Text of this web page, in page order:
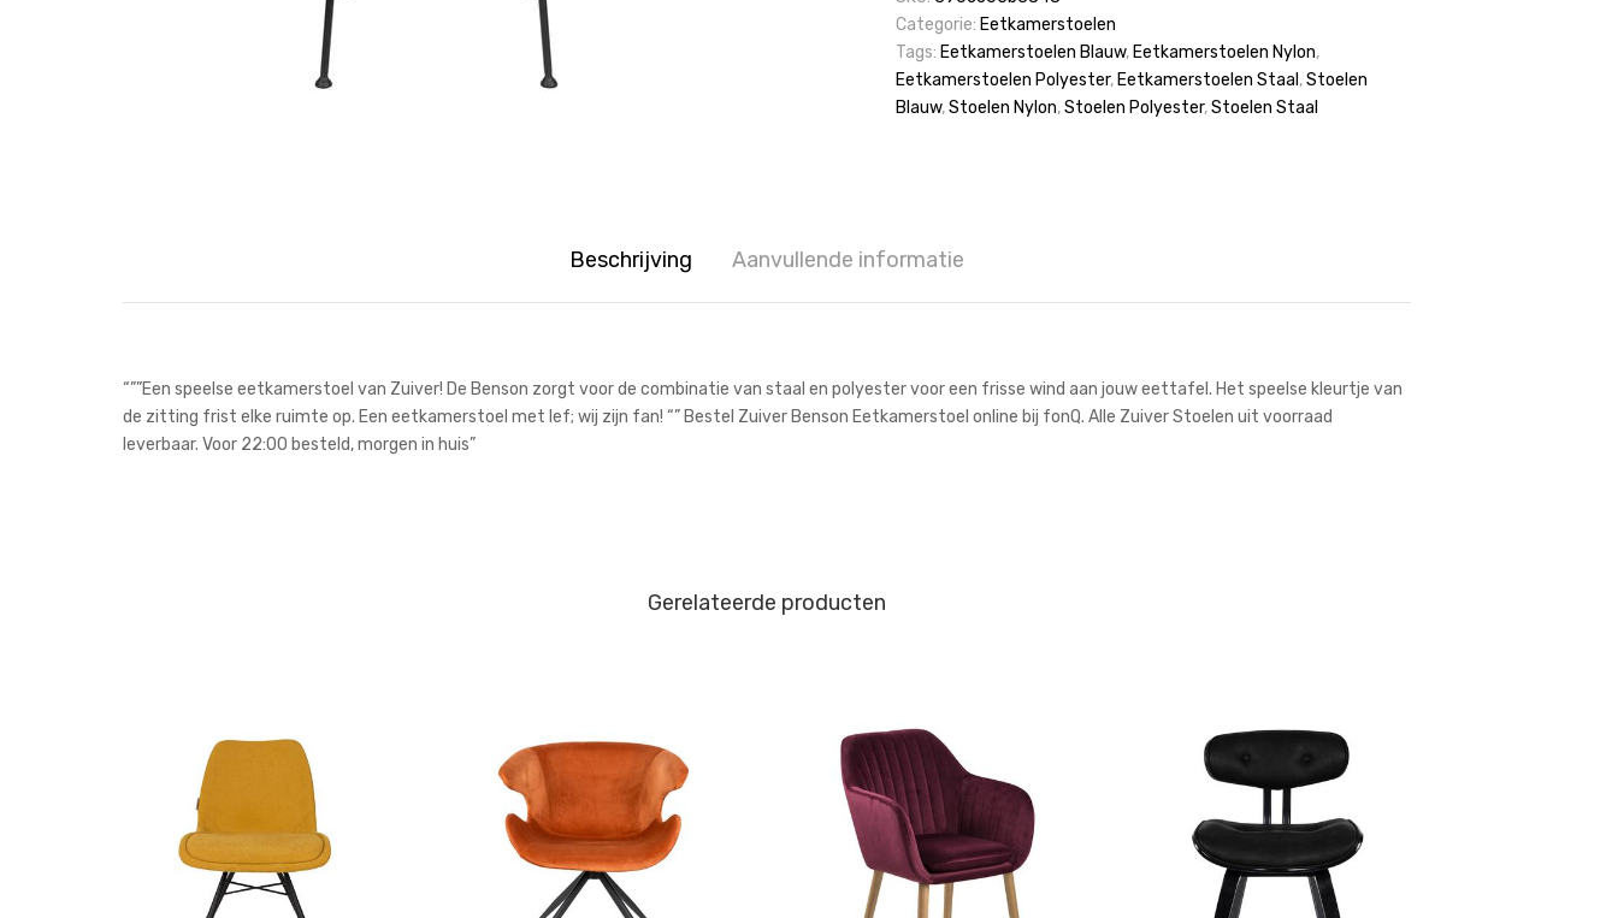
Categorie: Eetkamerstoelen
Tags: Eetkamerstoelen Blauw, Eetkamerstoelen Nylon,
Eetkamerstoelen Polyester, Eetkamerstoelen Staal ,Stoelen
Blauw,Stoelen Nylon,Stoelen Polyester,Stoelen Staal
Beschrijving Aanvullende informatie
“””Een speelse eetkamerstoel van Zuiver! De Benson zorgt voor de combinatie van staal en polyester voor een frisse wind aan jouw eettafel. Het speelse kleurtje van
de zitting frist elke ruimte op. Een eetkamerstoel met lef; wij zijn fan! “” Bestel Zuiver Benson Eetkamerstoel online bij fonQ. Alle Zuiver Stoelen uit voorraad
leverbaar. Voor 22:00 besteld, morgen in huis”
Gerelateerde producten